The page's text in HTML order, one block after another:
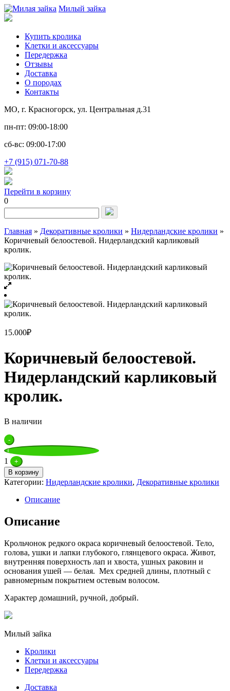
Милый зайка
Купить кролика
Клетки и аксессуары
Передержка
Отзывы
Доставка
О породах
Контакты
МО, г. Красногорск, ул. Центральная д.31
пн-пт: 09:00-18:00
сб-вс: 09:00-17:00
+7 (915) 071-70-88
Перейти в корзину
0
Запрос
для
поиска:
Главная » Декоративные кролики » Нидерландские кролики »
Коричневый белоостевой. Нидерландский карликовый
кролик.
15.000₽
Коричневый белоостевой.
Нидерландский карликовый
кролик.
В наличии
Quantity
-
1
+
В корзину
Категории: Нидерландские кролики, Декоративные кролики
Описание
Описание
Крольчонок редкого окраса коричневый белоостевой. Тело,
голова, ушки и лапки глубокого, глянцевого окраса. Живот,
внутренняя поверхность лап и хвоста, ушных раковин и
основания ушей — белая. Мех средней длины, плотный с
равномерным покрытием остевым волосом.
Характер домашний, ручной, добрый.
Милый зайка
Кролики
Клетки и аксессуары
Передержка
Доставка